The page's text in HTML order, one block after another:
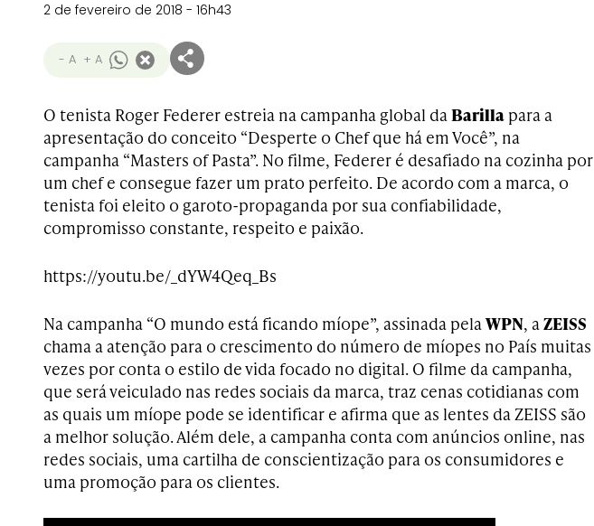
2 de fevereiro de 2018 - 16h43
- A + A
O tenista Roger Federer estreia na campanha global daBarilla para a
apresentação do conceito “Desperte o Chef que há em Você”, na
campanha “Masters of Pasta”. No filme, Federer é desafiado na cozinha por
um chef e consegue fazer um prato perfeito. De acordo com a marca, o
tenista foi eleito o garoto-propaganda por sua confiabilidade,
compromisso constante, respeito e paixão.
https://youtu.be/_dYW4Qeq_Bs
Na campanha “O mundo está ficando míope”, assinada pelaWPN, aZEISS
chama a atenção para o crescimento do número de míopes no País muitas
vezes por conta o estilo de vida focado no digital. O filme da campanha,
que será veiculado nas redes sociais da marca, traz cenas cotidianas com
as quais um míope pode se identificar e afirma que as lentes da ZEISS são
a melhor solução. Além dele, a campanha conta com anúncios online, nas
redes sociais, uma cartilha de conscientização para os consumidores e
uma promoção para os clientes.